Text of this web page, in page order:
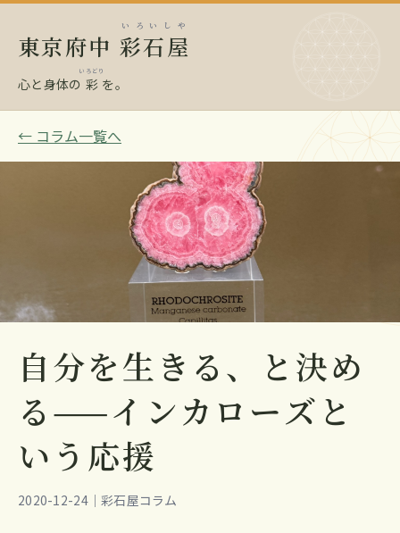
東京府中 彩石屋
いろいしや
心と身体の 彩
いろどり
を。
← コラム一覧へ
自分を生きる、と決め
る——インカローズと
いう応援
2020-12-24｜彩石屋コラム